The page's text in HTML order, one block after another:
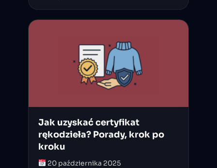
Jak uzyskać certyfikat
rękodzieła? Porady, krok po
kroku
20 października 2025